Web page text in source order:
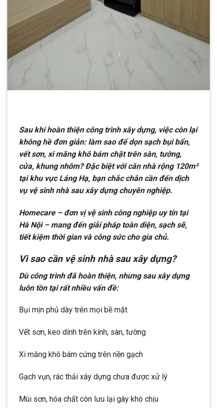
Sau khi hoàn thiện công trình xây dựng, việc còn lại
không hề đơn giản: làm sao để dọn sạch bụi bẩn,
vết sơn, xi măng khô bám chặt trên sàn, tường,
cửa, khung nhôm? Đặc biệt với căn nhà rộng 120m²
tại khu vực Láng Hạ, bạn chắc chắn cần đến dịch
vụ vệ sinh nhà sau xây dựng chuyên nghiệp.
Homecare – đơn vị vệ sinh công nghiệp uy tín tại
Hà Nội – mang đến giải pháp toàn diện, sạch sẽ,
tiết kiệm thời gian và công sức cho gia chủ.
Vì sao cần vệ sinh nhà sau xây dựng?
Dù công trình đã hoàn thiện, nhưng sau xây dựng
luôn tồn tại rất nhiều vấn đề:
Bụi mịn phủ dày trên mọi bề mặt
Vết sơn, keo dính trên kính, sàn, tường
Xi măng khô bám cứng trên nền gạch
Gạch vụn, rác thải xây dựng chưa được xử lý
Mùi sơn, hóa chất còn lưu lại gây khó chịu